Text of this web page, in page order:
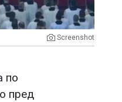
Screenshot
по
пред